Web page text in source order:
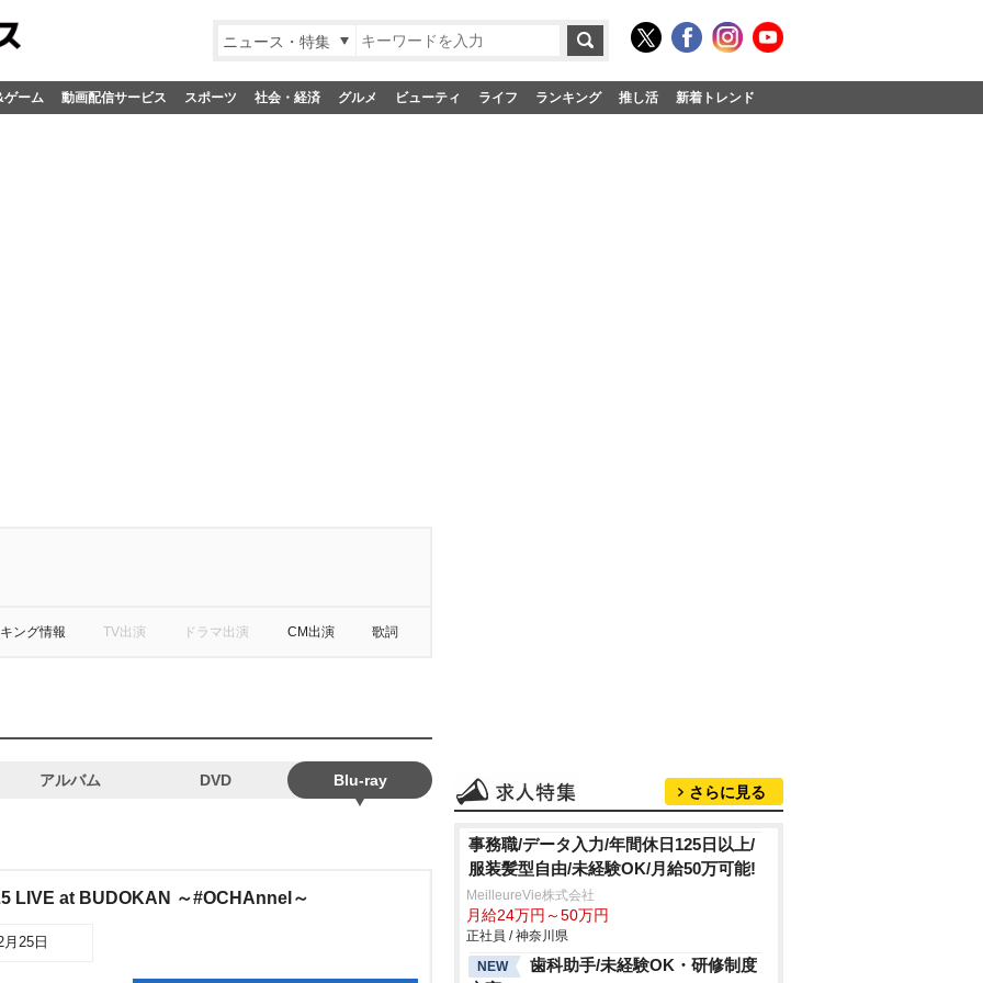
ニュース・特集
ゲーム 動画配信サービス スポーツ 社会・経済 グルメ ビューティ ライフ ランキング 推し活 新着トレンド
ング情報 TV出演 ドラマ出演 CM出演 歌詞
アルバム DVD Blu-ray
LIVE at BUDOKAN ～#OCHAnnel～
25日
さらに見る
事務職/データ入力/年間休日125日以上/
服装髪型自由/未経験OK/月給50万可能!
MeilleureVie株式会社
月給24万円～50万円
正社員 / 神奈川県
NEW
歯科助手/未経験OK・研修制度